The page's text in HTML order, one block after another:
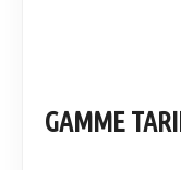
GAMME